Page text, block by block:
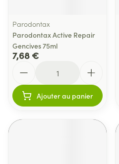
Parodontax
Parodontax Active Repair
Gencives 75ml
7,68 €
Ajouter au panier